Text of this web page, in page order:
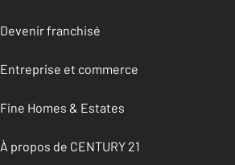
Devenir franchisé
Entreprise et commerce
Fine Homes & Estates
À propos de CENTURY 21